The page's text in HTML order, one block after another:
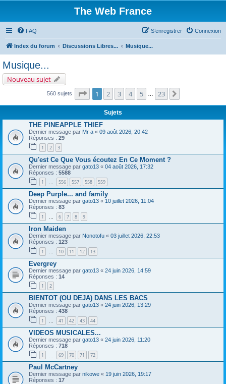
The Web France
FAQ Connexion
S’enregistrer
Index du forum Discussions Libres... Musique...
Musique...
Nouveau sujet
560 sujets Page sur23
1 2 3 4 5 23
Sujets
THE PINEAPPLE THIEF
Dernier message par Mr a « 09 août 2026, 20:42
Réponses : 29
1 2 3
Qu'est Ce Que Vous écoutez En Ce Moment ?
Dernier message par gato13 « 04 août 2026, 17:32
Réponses : 5588
1 556 557 558 559
Deep Purple... and family
Dernier message par gato13 « 10 juillet 2026, 11:04
Réponses : 83
1 … 6 7 8 9
Iron Maiden
Dernier message par Nonotofu « 03 juillet 2026, 22:53
Réponses : 123
1 … 10 11 12 13
Evergrey
Dernier message par gato13 « 24 juin 2026, 14:59
Réponses : 14
1 2
BIENTOT (OU DEJA) DANS LES BACS
Dernier message par gato13 « 24 juin 2026, 13:29
Réponses : 438
1 … 41 42 43 44
VIDEOS MUSICALES...
Dernier message par gato13 « 24 juin 2026, 11:20
Réponses : 718
1 69 70 71 72
Paul McCartney
Dernier message par nikowe « 19 juin 2026, 19:17
Réponses : 17